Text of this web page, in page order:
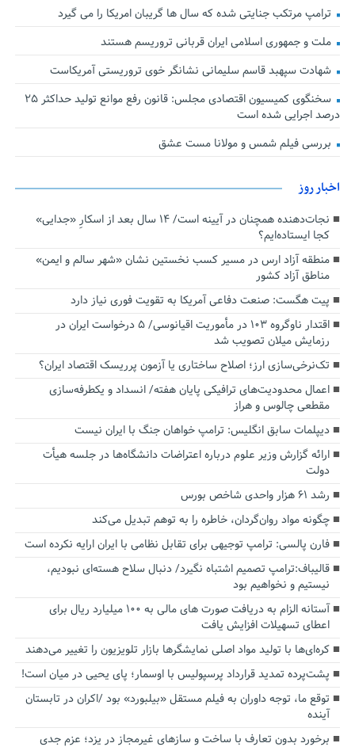
ترامپ مرتکب جنایتی شده که سال ها گریبان امریکا را می گیرد
ملت و جمهوری اسلامی ایران قربانی تروریسم هستند
شهادت سپهبد قاسم سلیمانی نشانگر خوی تروریستی آمریکاست
سخنگوی کمیسیون اقتصادی مجلس: قانون رفع موانع تولید حداکثر ۲۵
درصد اجرایی شده است
بررسی فیلم شمس و مولانا مست عشق
اخبار روز
نجات‌دهنده‌ همچنان در آیینه است/ ۱۴ سال بعد از اسکارِ «جدایی»
کجا ایستاده‌ایم؟
منطقه آزاد ارس در مسیر کسب نخستین نشان «شهر سالم و ایمن»
مناطق آزاد کشور
پیت هگست: صنعت دفاعی آمریکا به تقویت فوری نیاز دارد
اقتدار ناوگروه ۱۰۳ در مأموریت‌ اقیانوسی/ ۵ درخواست ایران در
رزمایش میلان تصویب شد
تک‌نرخی‌سازی ارز؛ اصلاح ساختاری یا آزمون پرریسک اقتصاد ایران؟
اعمال محدودیت‌های ترافیکی پایان هفته/ انسداد و یکطرفه‌سازی
مقطعی چالوس و هراز
دیپلمات سابق انگلیس:‌ ترامپ خواهان جنگ با ایران نیست
ارائه گزارش وزیر علوم درباره اعتراضات دانشگاه‌ها در جلسه هیأت
دولت
رشد ۶۱ هزار واحدی شاخص بورس
چگونه مواد روان‌گردان، خاطره را به توهم تبدیل می‌کند
فارن پالسی: ترامپ توجیهی برای تقابل نظامی با ایران ارایه نکرده است
قالیباف:ترامپ تصمیم اشتباه نگیرد/ دنبال سلاح هسته‌ای نبودیم،
نیستیم و نخواهیم بود
آستانه الزام به دریافت صورت های مالی به ۱۰۰ میلیارد ریال برای
اعطای تسهیلات افزایش یافت
کره‌ای‌ها با تولید مواد اصلی نمایشگرها بازار تلویزیون را تغییر می‌دهند
پشت‌پرده تمدید قرارداد پرسپولیس با اوسمار؛ پای یحیی در میان است!
توقع ما، توجه داوران به فیلم مستقل «بیلبورد» بود /اکران در تابستان
آینده
برخورد بدون تعارف با ساخت‌ و سازهای غیرمجاز در یزد؛ عزم جدی